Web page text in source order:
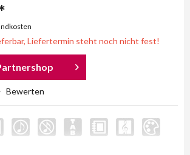
Liefertermin steht noch nicht fest!
Bewerten